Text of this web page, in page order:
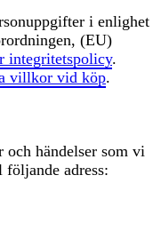
i enlighet
(EU)
integritetspolicy.
villkor vid köp.
och händelser som vi
adress: